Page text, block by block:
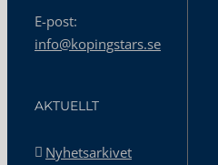
E-post:
info@kopingstars.se
AKTUELLT
Nyhetsarkivet